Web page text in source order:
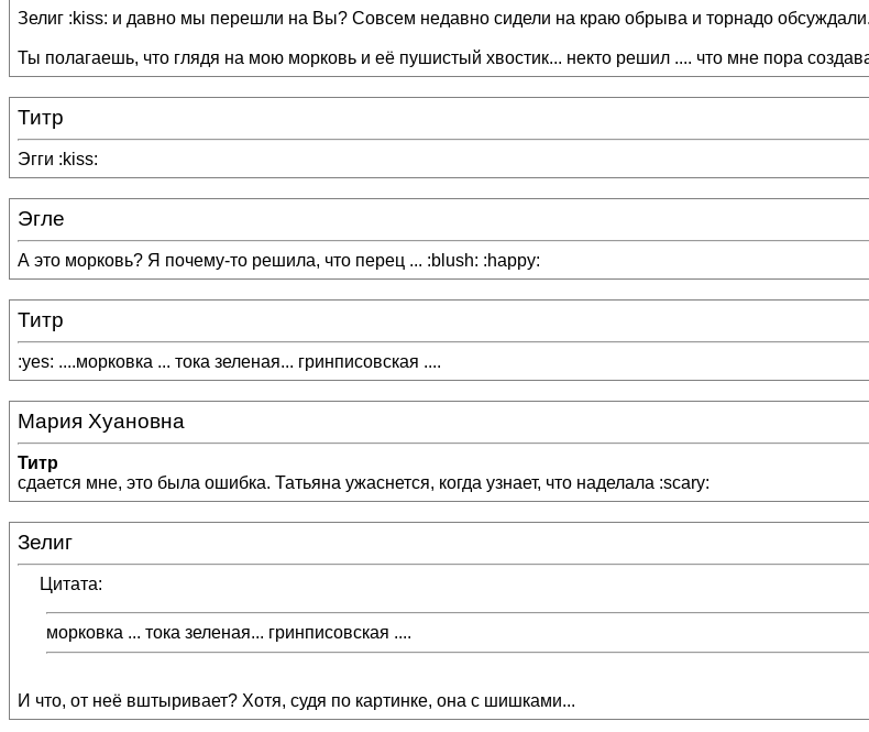
Зелиг :kiss: и давно мы перешли на Вы? Совсем недавно сидели на краю обрыва и торнадо
Ты полагаешь, что глядя на мою морковь и её пушистый хвостик... некто решил .... что мне пора
Титр
Эгги :kiss:
Эгле
А это морковь? Я почему-то решила, что перец ... :blush: :happy:
Титр
:yes: ....морковка ... тока зеленая... гринписовская ....
Мария Хуановна
Титр
сдается мне, это была ошибка. Татьяна ужаснется, когда узнает, что наделала :scary:
Зелиг
Цитата:
морковка ... тока зеленая... гринписовская ....
И что, от неё вштыривает? Хотя, судя по картинке, она с шишками...